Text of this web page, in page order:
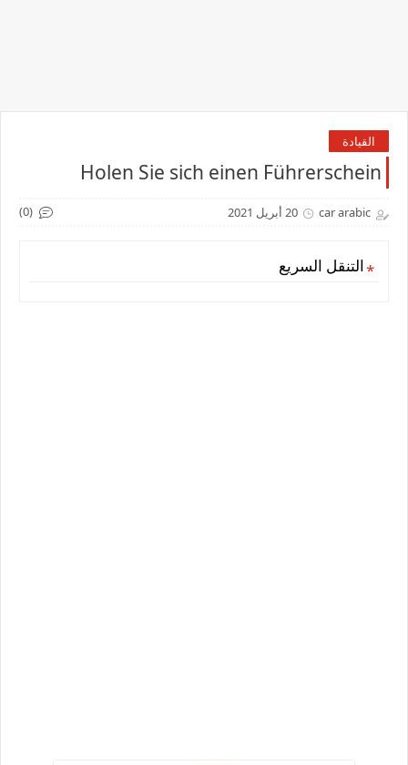
القيادة
Holen Sie sich einen Führerschein
car arabic 20 أبريل 2021 (0)
التنقل السريع